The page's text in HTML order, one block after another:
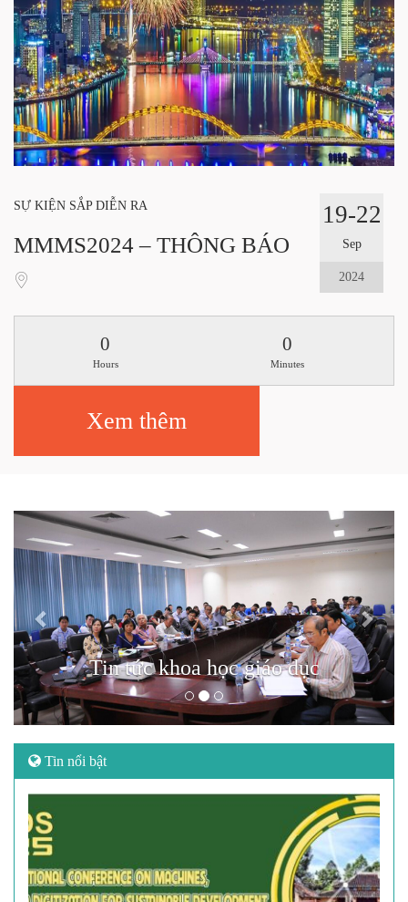
SỰ KIỆN SẮP DIỄN RA
MMMS2024 – THÔNG BÁO
19-22
Sep
2024
0
Hours
0
Minutes
Xem thêm
Tin tức khoa học giáo dục
Previous Next
Tin nổi bật